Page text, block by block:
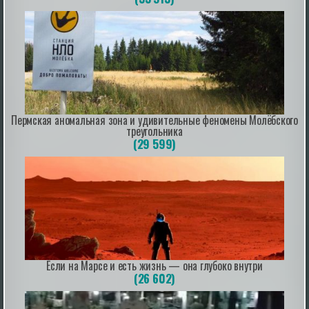
штук. Структура и происхождение поставок
Основным источником автомобилей через
параллельные каналы стал Китай...
pravda.ru | 1 hour ago
Паводки в Забайкалье: вода на ряде рек
превысила опасные отметки
уровня воды в реках. На ряде участков вода уже
превысила опасные отметки, а прогнозы обещают
продолжение паводка в ближайшие два дня.
Наиболее выраженный рост отмечен в селе Бухта на
реке Агита — здесь уровень поднялся на 37 см. На
реках Аргунь, Онон, Нерча, Каренга и Амазара за
сутки вода прибавил...
1 hour ago
Пермская аномальная зона и удивительные феномены Молёбского
треугольника
(29 599)
Если на Марсе и есть жизнь — она глубоко внутри
(26 602)